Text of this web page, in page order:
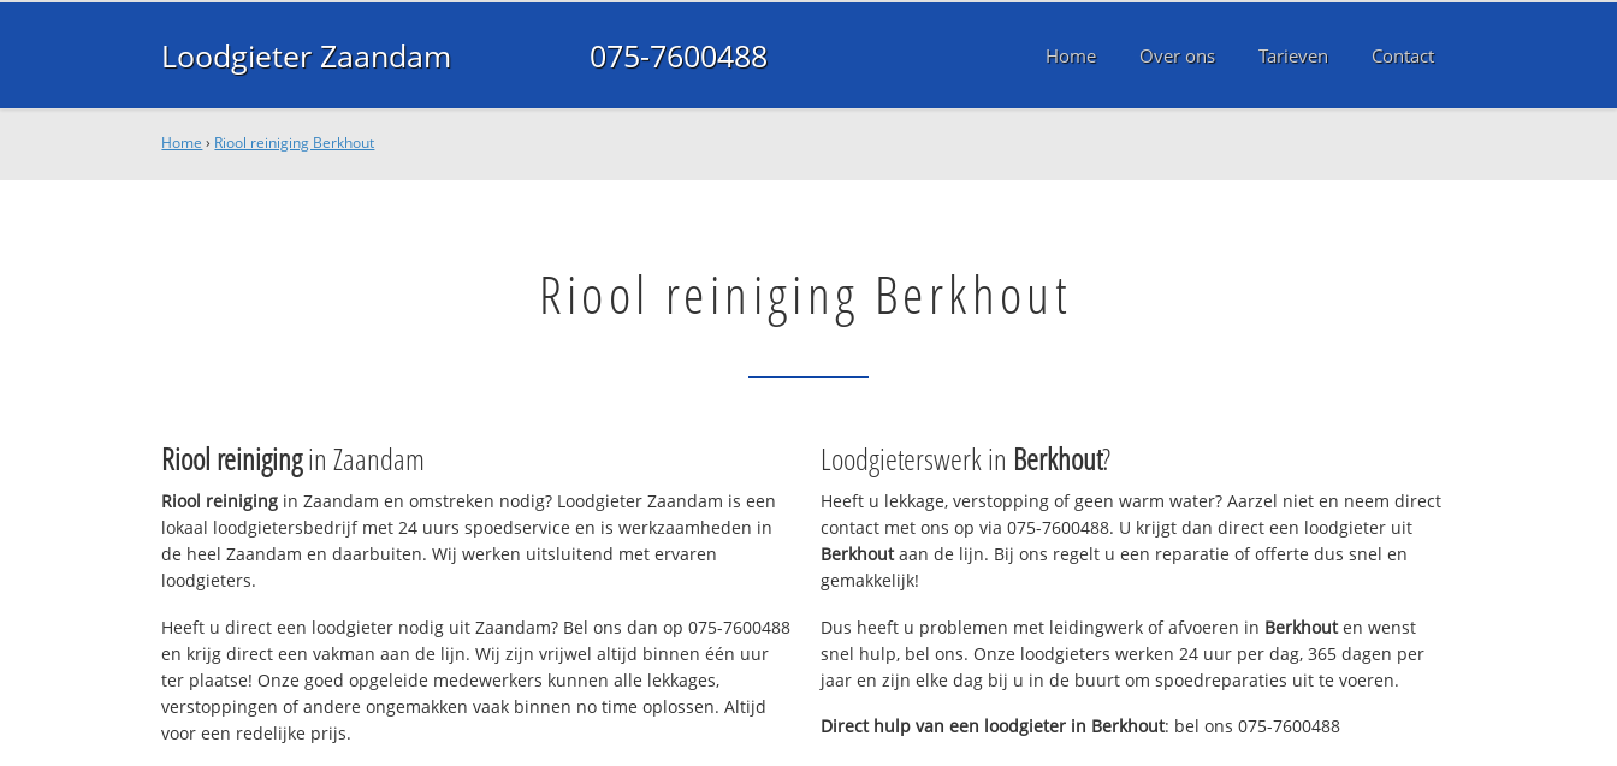
Loodgieter Zaandam 075-7600488 Home Over ons Tarieven Contact
Home › Riool reiniging Berkhout
Riool reiniging Berkhout
Riool reinigingin Zaandam
Riool reiniging in Zaandam en omstreken nodig? Loodgieter Zaandam is een
lokaal loodgietersbedrijf met 24 uurs spoedservice en is werkzaamheden in
de heel Zaandam en daarbuiten. Wij werken uitsluitend met ervaren
loodgieters.
Heeft u direct een loodgieter nodig uit Zaandam? Bel ons dan op 075-7600488
en krijg direct een vakman aan de lijn. Wij zijn vrijwel altijd binnen één uur
ter plaatse! Onze goed opgeleide medewerkers kunnen alle lekkages,
verstoppingen of andere ongemakken vaak binnen no time oplossen. Altijd
voor een redelijke prijs.
Loodgieterswerk in Berkhout?
Heeft u lekkage, verstopping of geen warm water? Aarzel niet en neem direct
contact met ons op via 075-7600488. U krijgt dan direct een loodgieter uit
Berkhoutaan de lijn. Bij ons regelt u een reparatie of offerte dus snel en
gemakkelijk!
Dus heeft u problemen met leidingwerk of afvoeren in Berkhouten wenst
snel hulp, bel ons. Onze loodgieters werken 24 uur per dag, 365 dagen per
jaar en zijn elke dag bij u in de buurt om spoedreparaties uit te voeren.
Direct hulp van een loodgieter in Berkhout: bel ons 075-7600488